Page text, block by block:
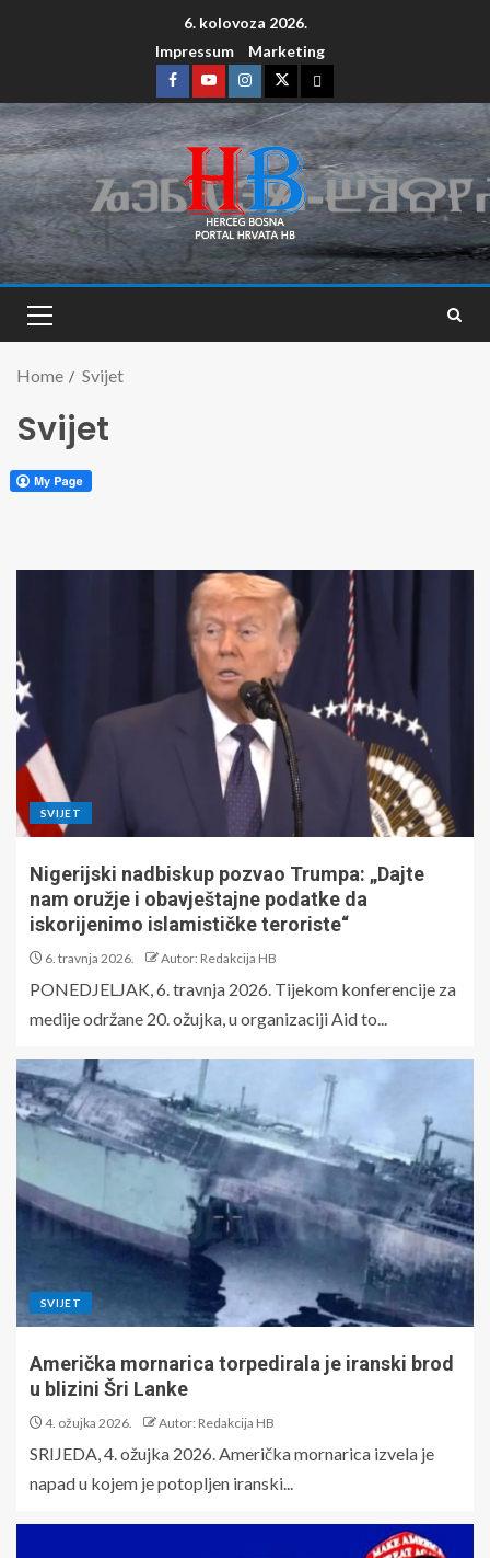
6. kolovoza 2026.
Impressum
Marketing
Home Svijet
Svijet
SVIJET
Nigerijski nadbiskup pozvao Trumpa: „Dajte
nam oružje i obavještajne podatke da
iskorijenimo islamističke teroriste“
6. travnja 2026. Autor: Redakcija HB
PONEDJELJAK, 6. travnja 2026. Tijekom konferencije za
medije održane 20. ožujka, u organizaciji Aid to...
SVIJET
Američka mornarica torpedirala je iranski brod
u blizini Šri Lanke
4. ožujka 2026. Autor: Redakcija HB
SRIJEDA, 4. ožujka 2026. Američka mornarica izvela je
napad u kojem je potopljen iranski...